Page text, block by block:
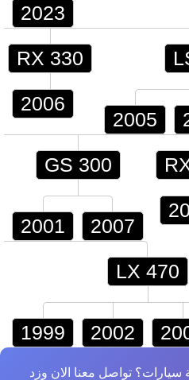
2023
RX 330
2006
2005
GS 300
2001 2007
LX 470
1999 2002
تواصل معنا الان وزد